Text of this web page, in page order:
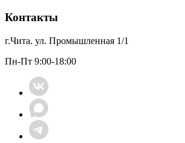
Контакты
г.Чита. ул. Промышленная 1/1
Пн-Пт 9:00-18:00